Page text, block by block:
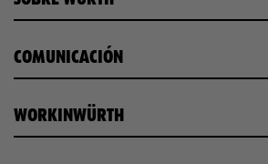
COMUNICACIÓN
WORKINWÜRTH